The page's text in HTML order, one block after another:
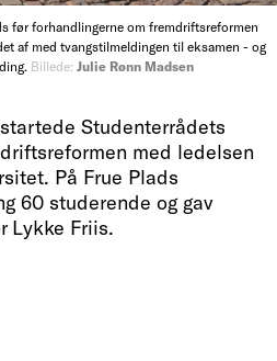
før forhandlingerne om fremdriftsreformen
af med tvangstilmeldingen til eksamen - og
Billede: Julie Rønn Madsen
Studenterrådets
med ledelsen
På Frue Plads
60 studerende og gav
Lykke Friis.